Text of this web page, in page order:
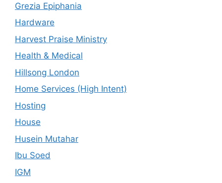
Grezia Epiphania
Hardware
Harvest Praise Ministry
Health & Medical
Hillsong London
Home Services (High Intent)
Hosting
House
Husein Mutahar
Ibu Soed
IGM